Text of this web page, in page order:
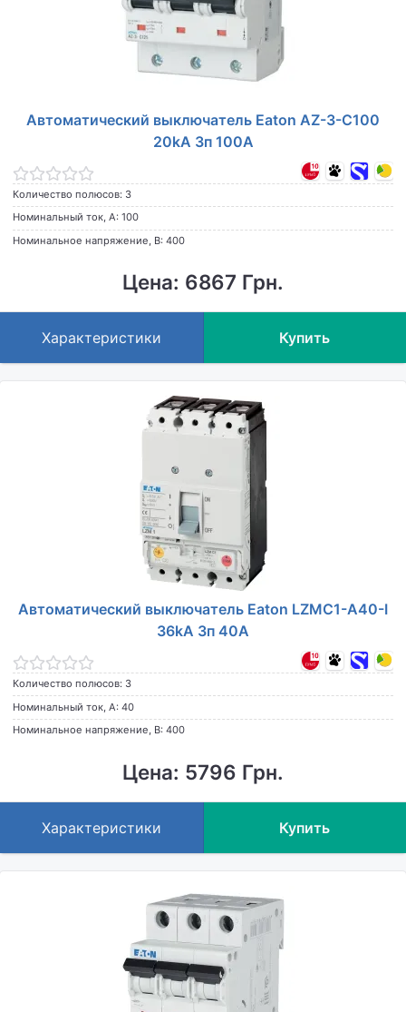
Автоматический выключатель Eaton AZ-3-C100
20kA 3п 100A
Количество полюсов: 3
Номинальный ток, А: 100
Номинальное напряжение, В: 400
Цена: 6867 Грн.
Характеристики Купить
Автоматический выключатель Eaton LZMC1-A40-I
36kA 3п 40A
Количество полюсов: 3
Номинальный ток, А: 40
Номинальное напряжение, В: 400
Цена: 5796 Грн.
Характеристики Купить